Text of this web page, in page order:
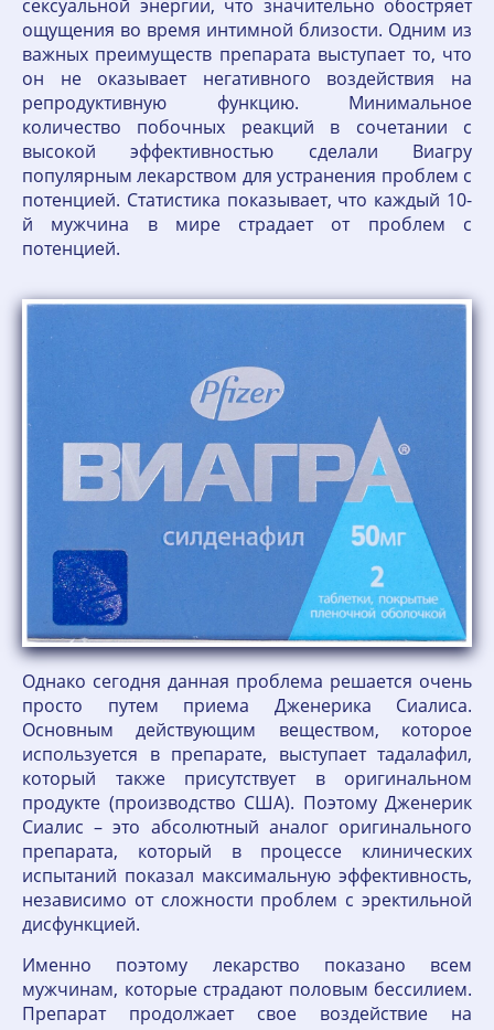
сексуальной энергии, что значительно обостряет
ощущения во время интимной близости. Одним из
важных преимуществ препарата выступает то, что
он не оказывает негативного воздействия на
репродуктивную функцию. Минимальное
количество побочных реакций в сочетании с
высокой эффективностью сделали Виагру
популярным лекарством для устранения проблем с
потенцией. Статистика показывает, что каждый 10-
й мужчина в мире страдает от проблем с
потенцией.
Однако сегодня данная проблема решается очень
просто путем приема Дженерика Сиалиса.
Основным действующим веществом, которое
используется в препарате, выступает тадалафил,
который также присутствует в оригинальном
продукте (производство США). Поэтому Дженерик
Сиалис – это абсолютный аналог оригинального
препарата, который в процессе клинических
испытаний показал максимальную эффективность,
независимо от сложности проблем с эректильной
дисфункцией.
Именно поэтому лекарство показано всем
мужчинам, которые страдают половым бессилием.
Препарат продолжает свое воздействие на